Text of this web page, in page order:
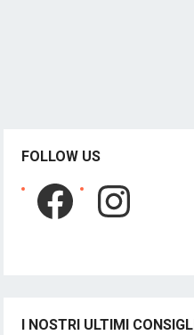
FOLLOW US
Facebook
Instagram
I NOSTRI ULTIMI CONSIGLI